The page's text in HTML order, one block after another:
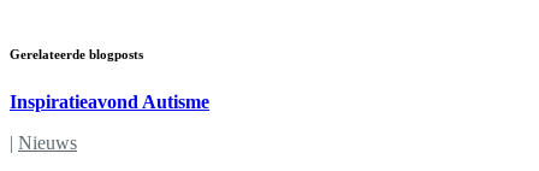
Gerelateerde blogposts
Inspiratieavond Autisme
| Nieuws